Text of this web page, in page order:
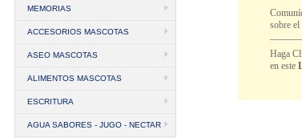
MEMORIAS
ACCESORIOS MASCOTAS
ASEO MASCOTAS
ALIMENTOS MASCOTAS
ESCRITURA
AGUA SABORES - JUGO - NECTAR
sobre el
Haga
en este